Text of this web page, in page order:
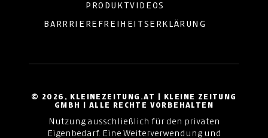
© 2026, KLEINEZEITUNG.AT | KLEINE ZEITUNG
GMBH | ALLE RECHTE VORBEHALTEN
Nutzung ausschließlich für den privaten
Eigenbedarf. Eine Weiterverwendung und
PRODUKTVIDEOS
BARRRIEREFREIHEITSERKLÄRUNG